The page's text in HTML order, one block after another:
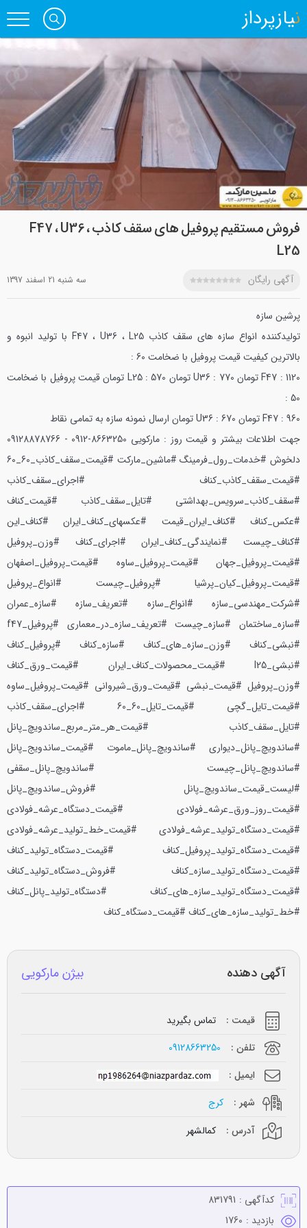
نیازپرداز
فروش مستقیم پروفیل های سقف کاذب F47 ، U36 ،
L25
آگهی رایگان سه شنبه 21 اسفند 1397
پرشین سازه
تولیدکننده انواع سازه های سقف کاذب F47 ، U36 ، L25 با تولید انبوه و
بالاترین کیفیتقیمت پروفیل با ضخامت 60 :
F47 : 1120 تومان U36 : 770 تومان L25 : 570 تومان
قیمت پروفیل با ضخامت
50 :
F47 : 960 تومان U36 : 670 تومان
ارسال نمونه سازه به تمامی نقاط
جهت اطلاعات بیشتر و قیمت روز : مارکویی 8663250-0912 - 09128878766
دلخوش
#خدمات_رول_فرمینگ #ماشین_مارکت #قیمت_سقف_کاذب_60_60
#قیمت_سقف_کاذب_کناف #اجرای_سقف_کاذب
#سقف_کاذب_سرویس_بهداشتی #تایل_سقف_کاذب #قیمت_کناف
#عکس_کناف #کناف_ایران_قیمت #عکسهای_کناف_ایران #کناف_این
#کناف_چیست #نمایندگی_کناف_ایران #اجرای_کناف #وزن_پروفیل
#قیمت_پروفیل_جهان #قیمت_پروفیل_ساوه #قیمت_پروفیل_اصفهان
#قیمت_پروفیل_کیان_پرشیا #پروفیل_چیست #انواع_پروفیل
#شرکت_مهندسی_سازه #انواع_سازه #تعریف_سازه #سازه_عمران
#سازه_ساختمان #سازه_چیست #تعریف_سازه_در_معماری #پروفیل_f47
#نبشی_کناف #وزن_سازه_های_کناف #سازه_کناف #پروفیل_کناف
#نبشی_l25 #قیمت_محصولات_کناف_ایران #قیمت_ورق_کناف
#وزن_پروفیل #قیمت_نبشی #قیمت_ورق_شیروانی #قیمت_پروفیل_ساوه
#قیمت_تایل_گچی #قیمت_تایل_60_60 #اجرای_سقف_کاذب
#تایل_سقف_کاذب #قیمت_هر_متر_مربع_ساندویچ_پانل
#ساندویچ_پانل_دیواری #ساندویچ_پانل_ماموت #قیمت_ساندویج_پانل
#ساندویچ_پانل_چیست #ساندویچ_پانل_سقفی
#لیست_قیمت_ساندویچ_پانل #فروش_ساندویچ_پانل
#قیمت_روز_ورق_عرشه_فولادی #قیمت_دستگاه_عرشه_فولادی
#قیمت_دستگاه_تولید_عرشه_فولادی #قیمت_خط_تولید_عرشه_فولادی
#قیمت_دستگاه_تولید_پروفیل_کناف #قیمت_دستگاه_تولید_کناف
#قیمت_دستگاه_تولید_سازه_کناف #فروش_دستگاه_تولید_کناف
#قیمت_دستگاه_تولید_سازه_های_کناف #دستگاه_تولید_پانل_کناف
#خط_تولید_سازه_های_کناف #قیمت_دستگاه_کناف
آگهی دهنده بیژن مارکویی
قیمت :
تماس بگیرید
تلفن :
09128663250
ایمیل :
شهر :
کرج
آدرس :
کمالشهر
کدآگهی : 831791
بازدید : 1760